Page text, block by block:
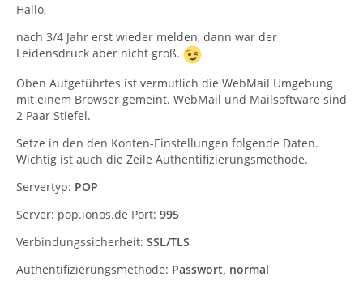
Hallo,
nach 3/4 Jahr erst wieder melden, dann war der
Leidensdruck aber nicht groß.
Oben Aufgeführtes ist vermutlich die WebMail Umgebung
mit einem Browser gemeint. WebMail und Mailsoftware sind
2 Paar Stiefel.
Setze in den den Konten-Einstellungen folgende Daten.
Wichtig ist auch die Zeile Authentifizierungsmethode.
Servertyp: POP
Server: pop.ionos.de Port: 995
Verbindungssicherheit: SSL/TLS
Authentifizierungsmethode: Passwort, normal